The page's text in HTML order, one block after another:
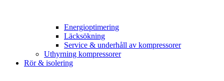
Energioptimering
Läcksökning
Service & underhåll av kompressorer
Uthyrning kompressorer
Rör & isolering